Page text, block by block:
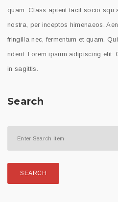
quam. Class aptent tacit socio squ
nostra, per inceptos himenaeos.
fringilla nec, fermentum et quam.
nderit. Lorem ipsum adipiscing elit.
in sagittis.
Search
SEARCH